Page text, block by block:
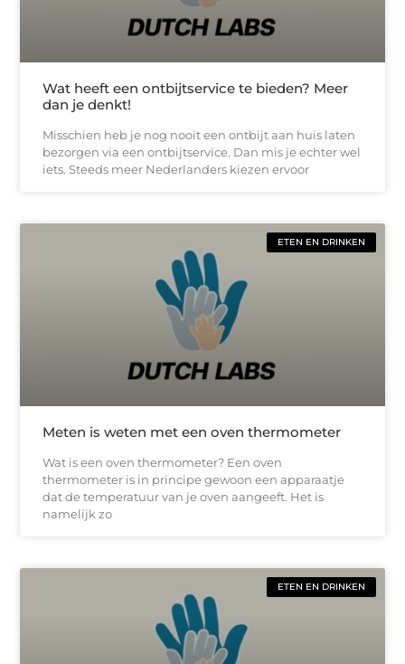
Wat heeft een ontbijtservice te bieden? Meer
dan je denkt!
Misschien heb je nog nooit een ontbijt aan huis laten
bezorgen via een ontbijtservice. Dan mis je echter wel
iets. Steeds meer Nederlanders kiezen ervoor
ETEN EN DRINKEN
Meten is weten met een oven thermometer
Wat is een oven thermometer? Een oven
thermometer is in principe gewoon een apparaatje
dat de temperatuur van je oven aangeeft. Het is
namelijk zo
ETEN EN DRINKEN